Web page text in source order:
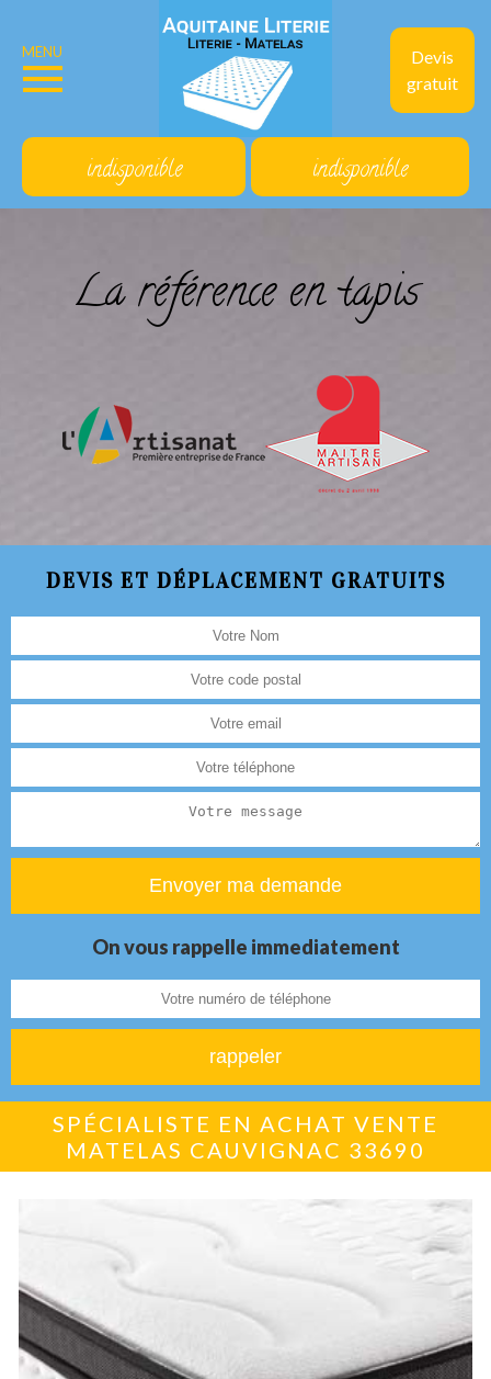
Devis
gratuit
MENU
indisponible indisponible
La référence en tapis
DEVIS ET DÉPLACEMENT GRATUITS
On vous rappelle immediatement
SPÉCIALISTE EN ACHAT VENTE
MATELAS CAUVIGNAC 33690